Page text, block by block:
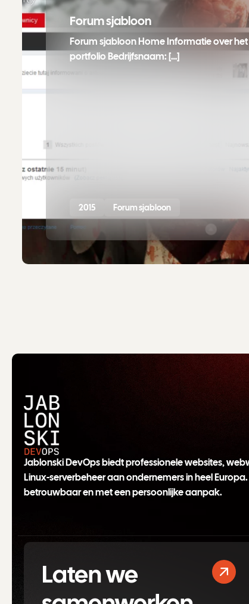
Forum sjabloon
Forum sjabloon Home Informatie over het
portfolio Bedrijfsnaam: […]
2015 Forum sjabloon
Jablonski DevOps biedt professionele websites,
Linux-serverbeheer aan ondernemers in heel Europa.
betrouwbaar en met een persoonlijke aanpak.
Laten we